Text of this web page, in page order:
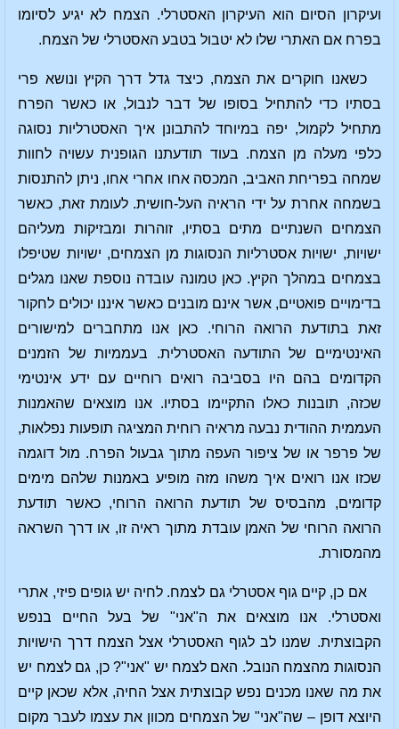
ועיקרון הסיום הוא העיקרון האסטרלי. הצמח לא יגיע לסיומו
בפרח אם האתרי שלו לא יטבול בטבע האסטרלי של הצמח.
כשאנו חוקרים את הצמח, כיצד גדל דרך הקיץ ונושא פרי
בסתיו כדי להתחיל בסופו של דבר לנבול, או כאשר הפרח
מתחיל לקמול, יפה במיוחד להתבונן איך האסטרליות נסוגה
כלפי מעלה מן הצמח. בעוד תודעתנו הגופנית עשויה לחוות
שמחה בפריחת האביב, המכסה אחו אחרי אחו, ניתן להתנסות
בשמחה אחרת על ידי הראיה העל-חושית. לעומת זאת, כאשר
הצמחים השנתיים מתים בסתיו, זוהרות ומבזיקות מעליהם
ישויות, ישויות אסטרליות הנסוגות מן הצמחים, ישויות שטיפלו
בצמחים במהלך הקיץ. כאן טמונה עובדה נוספת שאנו מגלים
בדימויים פואטיים, אשר אינם מובנים כאשר איננו יכולים לחקור
זאת בתודעת הרואה הרוחי. כאן אנו מתחברים למישורים
האינטימיים של התודעה האסטרלית. בעממיות של הזמנים
הקדומים בהם היו בסביבה רואים רוחיים עם ידע אינטימי
שכזה, תובנות כאלו התקיימו בסתיו. אנו מוצאים שהאמנות
העממית ההודית נבעה מראיה רוחית המציגה תופעות נפלאות,
של פרפר או של ציפור העפה מתוך גבעול הפרח. מול דוגמה
שכזו אנו רואים איך משהו מזה מופיע באמנות שלהם מימים
קדומים, מהבסיס של תודעת הרואה הרוחי, כאשר תודעת
הרואה הרוחי של האמן עובדת מתוך ראיה זו, או דרך השראה
מהמסורת.
אם כן, קיים גוף אסטרלי גם לצמח. לחיה יש גופים פיזי, אתרי
ואסטרלי. אנו מוצאים את ה"אני" של בעל החיים בנפש
הקבוצתית. שמנו לב לגוף האסטרלי אצל הצמח דרך הישויות
הנסוגות מהצמח הנובל. האם לצמח יש "אני"? כן, גם לצמח יש
את מה שאנו מכנים נפש קבוצתית אצל החיה, אלא שכאן קיים
היוצא דופן – שה"אני" של הצמחים מכוון את עצמו לעבר מקום